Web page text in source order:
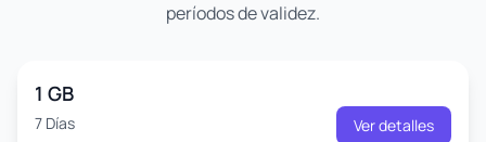
períodos de validez.
1 GB
7 Días Ver detalles